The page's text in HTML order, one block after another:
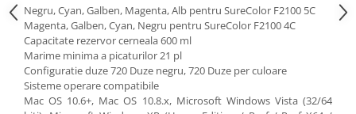
Negru, Cyan, Galben, Magenta, Alb pentru SureColor F2100 5C
Magenta, Galben, Cyan, Negru pentru SureColor F2100 4C
Capacitate rezervor cerneala 600 ml
Marime minima a picaturilor 21 pl
Configuratie duze 720 Duze negru, 720 Duze per culoare
Sisteme operare compatibile
Mac OS 10.6+, Mac OS 10.8.x, Microsoft Windows Vista (32/64